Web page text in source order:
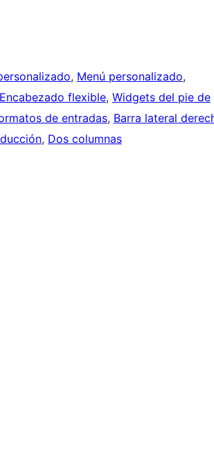
, Menú personalizado
Encabezado flexible, Widgets del pie de
de entradas, Barra lateral
, Dos columnas